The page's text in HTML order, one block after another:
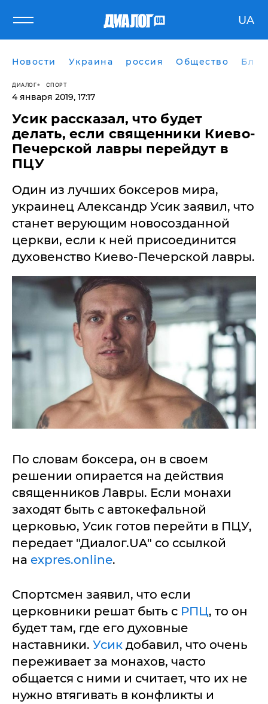
UA
Новости Украина россия Общество
ДИАЛОГ СПОРТ
4 января 2019, 17:17
Усик рассказал, что будет
делать, если священники Киево-
Печерской лавры перейдут в
ПЦУ
Один из лучших боксеров мира,
украинец Александр Усик заявил, что
станет верующим новосозданной
церкви, если к ней присоединится
духовенство Киево-Печерской лавры.
По словам боксера, он в своем
решении опирается на действия
священников Лавры. Если монахи
заходят быть с автокефальной
церковью, Усик готов перейти в ПЦУ,
передает "Диалог.UA" со ссылкой
на expres.online.
Спортсмен заявил, что если
церковники решат быть с РПЦ, то он
будет там, где его духовные
наставники. Усик добавил, что очень
переживает за монахов, часто
общается с ними и считает, что их не
нужно втягивать в конфликты и